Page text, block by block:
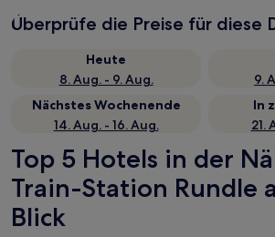
Überprüfe die Preise für diese
Heute
8. Aug. - 9. Aug.
9.
Nächstes Wochenende
14. Aug. - 16. Aug.
In
21.
Top 5 Hotels in der
Train-Station Rundle
Blick